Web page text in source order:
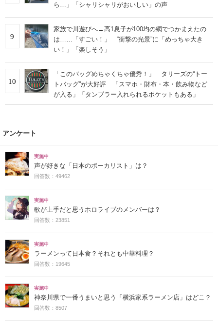
ら…」「シャリシャリがおいしい」の声
9
家族で川遊びへ→高1息子が100均の網でつかまえたの
は……「すごい！」 “衝撃の光景”に「めっちゃ大き
い！」「楽しそう」
10
「このバッグめちゃくちゃ優秀！」 タリーズの“トー
トバッグ”が大好評 「スマホ・財布・本・飲み物など
が入る」「タンブラー入れられるポケットもある」
アンケート
実施中
声が好きな「日本のボーカリスト」は？
回答数：49462
実施中
歌が上手だと思うホロライブのメンバーは？
回答数：23851
実施中
ラーメンって日本食？それとも中華料理？
回答数：19645
実施中
神奈川県で一番うまいと思う「横浜家系ラーメン店」はどこ？
回答数：8507